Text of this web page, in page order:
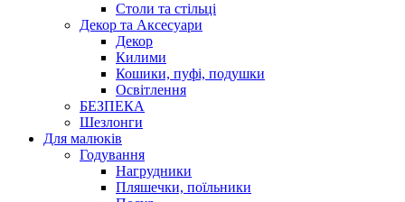
Столи та стільці
Декор та Аксесуари
Декор
Килими
Кошики, пуфі, подушки
Освітлення
БЕЗПЕКА
Шезлонги
Для малюків
Годування
Нагрудники
Пляшечки, поїльники